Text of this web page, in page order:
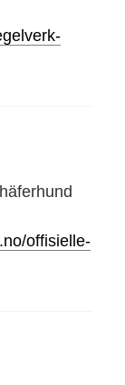
offisielle-